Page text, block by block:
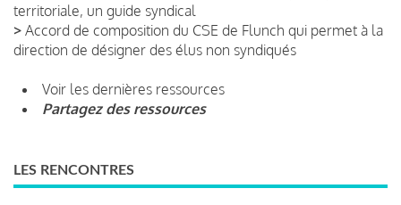
territoriale, un guide syndical
> Accord de composition du CSE de Flunch qui permet à la
direction de désigner des élus non syndiqués
Voir les dernières ressources
Partagez des ressources
LES RENCONTRES